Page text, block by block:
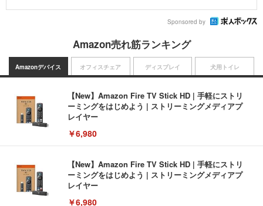
Sponsored by
Amazon売れ筋ランキング
Amazonデバイス
【New】Amazon Fire TV Stick HD | 手軽にストリ
ーミングをはじめよう | ストリーミングメディアプ
レイヤー
￥6,980
【New】Amazon Fire TV Stick HD | 手軽にストリ
ーミングをはじめよう | ストリーミングメディアプ
レイヤー
￥6,980
オフィスチェア ディスプレイ 犬用トイレ